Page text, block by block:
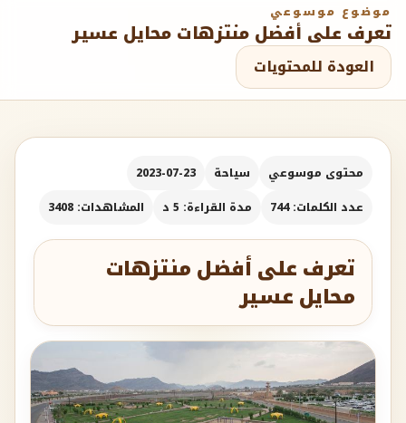
موضوع موسوعي
تعرف على أفضل منتزهات محايل عسير
العودة للمحتويات
محتوى موسوعي سياحة
2023-07-23
عدد الكلمات: 744
مدة القراءة: 5 د المشاهدات: 3408
تعرف على أفضل منتزهات
محايل عسير